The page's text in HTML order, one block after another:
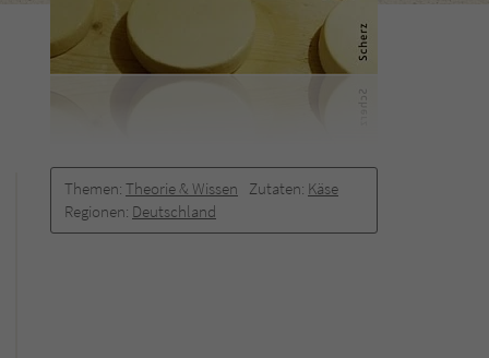
Themen: Theorie & Wissen Zutaten: Käse
Regionen: Deutschland